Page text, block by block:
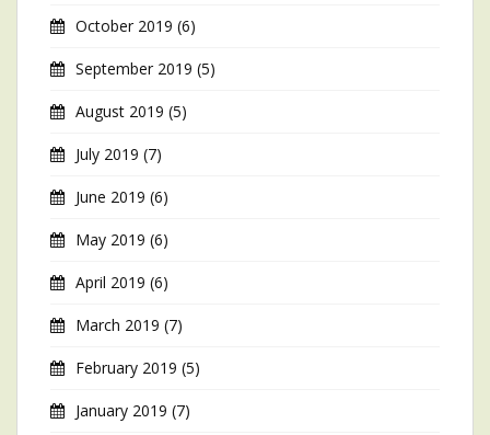
October 2019 (6)
September 2019 (5)
August 2019 (5)
July 2019 (7)
June 2019 (6)
May 2019 (6)
April 2019 (6)
March 2019 (7)
February 2019 (5)
January 2019 (7)